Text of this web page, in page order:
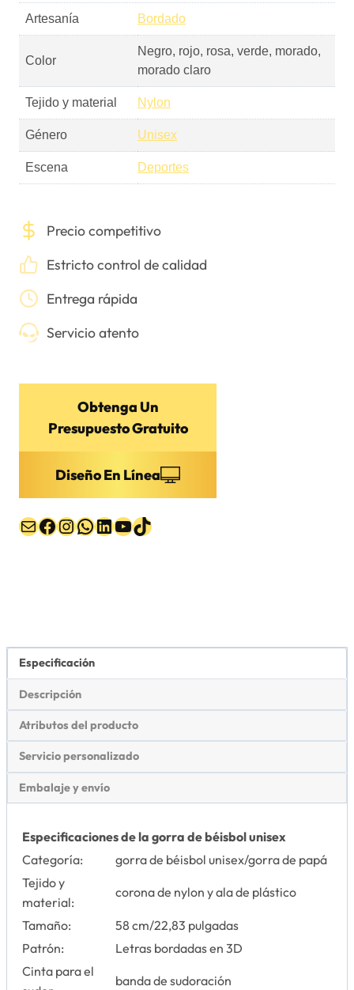
Artesanía Bordado
Color
Negro, rojo, rosa, verde, morado,
morado claro
Tejido y material Nylon
Género Unisex
Escena Deportes
Precio competitivo
Estricto control de calidad
Entrega rápida
Servicio atento
Obtenga Un
Presupuesto Gratuito
Diseño En Línea
Correo electrónico
Facebook
Instagram
WhatsApp
LinkedIn
YouTube
TikTok
Especificación
Descripción
Atributos del producto
Servicio personalizado
Embalaje y envío
Especificaciones de la gorra de béisbol unisex
Categoría:
gorra de béisbol unisex/gorra de papá
Tejido y
material:
corona de nylon y ala de plástico
Tamaño:
58 cm/22,83 pulgadas
Patrón:
Letras bordadas en 3D
Cinta para el
banda de sudoración